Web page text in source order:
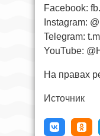
Facebook:
Instagram:
Telegram:
YouTube:
На правах
Источник